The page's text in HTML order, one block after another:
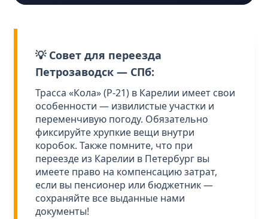
💡 Совет для переезда
Петрозаводск — СПб:
Трасса «Кола» (Р-21) в Карелии имеет свои
особенности — извилистые участки и
переменчивую погоду. Обязательно
фиксируйте хрупкие вещи внутри
коробок. Также помните, что при
переезде из Карелии в Петербург вы
имеете право на компенсацию затрат,
если вы пенсионер или бюджетник —
сохраняйте все выданные нами
документы!